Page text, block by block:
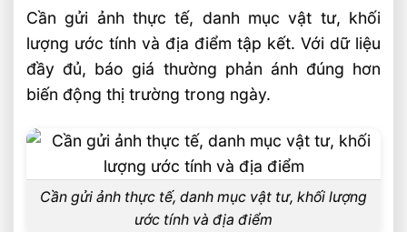
Cần gửi ảnh thực tế, danh mục vật tư, khối
lượng ước tính và địa điểm tập kết. Với dữ liệu
đầy đủ, báo giá thường phản ánh đúng hơn
biến động thị trường trong ngày.
Cần gửi ảnh thực tế, danh mục vật tư, khối lượng
ước tính và địa điểm